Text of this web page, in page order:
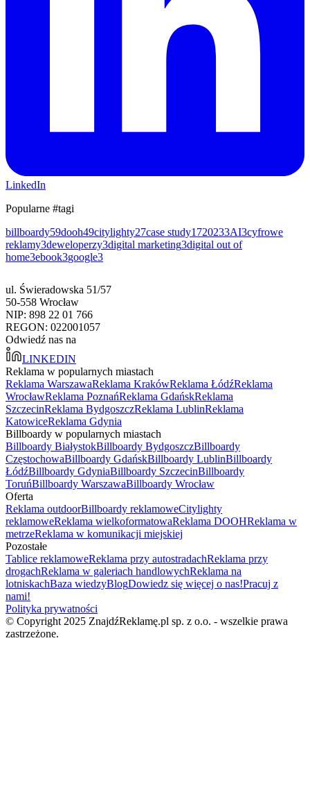
LinkedIn
Popularne #tagi
billboardy59dooh49citylighty27case study1720233AI3cyfrowe
reklamy3deweloperzy3digital marketing3digital out of
home3ebook3google3
ul. Świeradowska 51/57
50-558 Wrocław
NIP: 898 22 01 766
REGON: 022001057
Odwiedź nas na
LINKEDIN
Reklama w popularnych miastach
Reklama WarszawaReklama KrakówReklama ŁódźReklama
WrocławReklama PoznańReklama GdańskReklama
SzczecinReklama BydgoszczReklama LublinReklama
KatowiceReklama Gdynia
Billboardy w popularnych miastach
Billboardy BiałystokBillboardy BydgoszczBillboardy
CzęstochowaBillboardy GdańskBillboardy LublinBillboardy
ŁódźBillboardy GdyniaBillboardy SzczecinBillboardy
ToruńBillboardy WarszawaBillboardy Wrocław
Oferta
Reklama outdoorBillboardy reklamoweCitylighty
reklamoweReklama wielkoformatowaReklama DOOHReklama w
metrzeReklama w komunikacji miejskiej
Pozostałe
Tablice reklamoweReklama przy autostradachReklama przy
drogachReklama w galeriach handlowychReklama na
lotniskachBaza wiedzyBlogDowiedz się więcej o nas!Pracuj z
nami!
Polityka prywatności
© Copyright 2025 ZnajdźReklamę.pl sp. z o.o. - wszelkie prawa
zastrzeżone.